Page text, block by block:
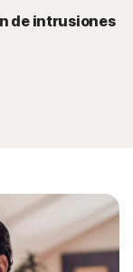
de intrusiones